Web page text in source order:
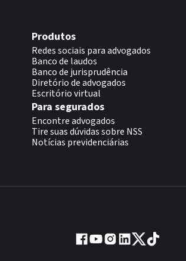
Produtos
Redes sociais para advogados
Banco de laudos
Banco de jurisprudência
Diretório de advogados
Escritório virtual
Para segurados
Encontre advogados
Tire suas dúvidas sobre NSS
Notícias previdenciárias